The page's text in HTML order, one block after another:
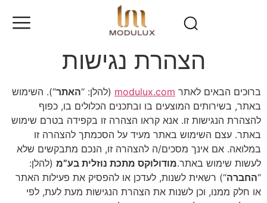
הצהרת נגישות
ברוכים הבאים לאתר modulux.com (להלן: “האתר“). השימוש
באתר, בשירותים המוצעים בו ובתכנים הכלולים בו, כפוף
להצהרת הנגישות זו. אנא קראו הצהרה זו בקפידה בטרם שימוש
באתר. עצם השימוש באתר מעיד על הסכמתך להצהרה זו
במלואה. אם אינך מסכים/ה להצהרה זו, הנכם מתבקשים שלא
לעשות שימוש באתר.מודולוקס מתכת נוזלית בע”מ (להלן:
“החברה“) רשאית לשנות, לעדכן או להפסיק את פעילות האתר
או חלק ממנו, וכן לשנות את הצהרת הנגישות מעת לעת, לפי